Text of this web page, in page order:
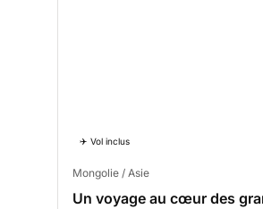
✈️ Vol inclus
Mongolie / Asie
Un voyage au cœur des